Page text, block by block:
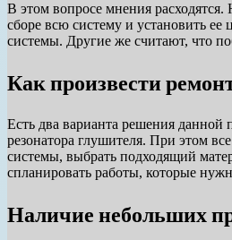
В этом вопросе мнения
сборе всю систему и установить ее
системы. Другие же считают, что
Как произвести
Есть два варианта решения
резонатора глушителя. При этом
системы, выбрать подходящий
спланировать работы, которые
Наличие небольших